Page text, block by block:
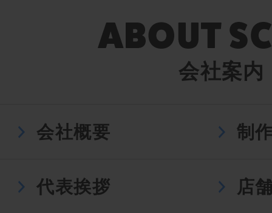
会社案内
会社概要 制
代表挨拶 店